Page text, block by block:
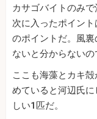
カサゴバイトのみ
次に入ったポイン
のポイントだ。風
ないと分からないの
ここも海藻とカキ
めていると河辺氏
しい1匹だ。